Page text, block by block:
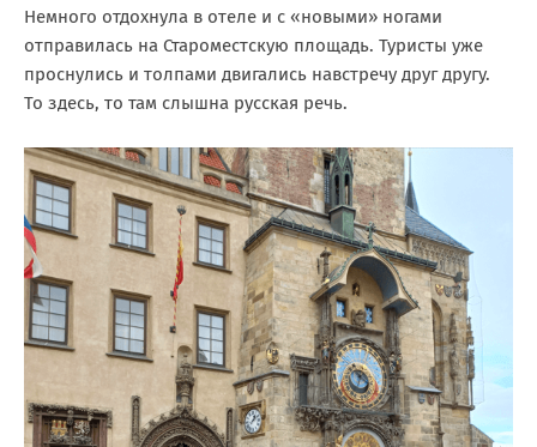
Немного отдохнула в отеле и с «новыми» ногами
отправилась на Староместскую площадь. Туристы уже
проснулись и толпами двигались навстречу друг другу.
То здесь, то там слышна русская речь.